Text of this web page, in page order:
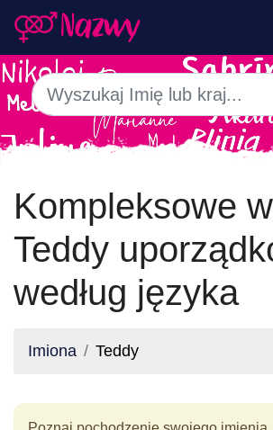
Kompleksowe
Teddy
według języka
Imiona Teddy